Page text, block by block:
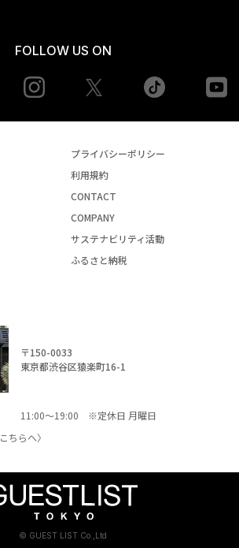
FOLLOW US ON
Instagram tiktok
プライバシーポリシー
利用規約
CONTACT
COMPANY
サステナビリティ活動
ふるさと納税
〒150-0033
東京都渋谷区猿楽町16-1
11:00～19:00 ※定休日 月曜日
こちらへ〉
© GUEST LIST Co.,Ltd